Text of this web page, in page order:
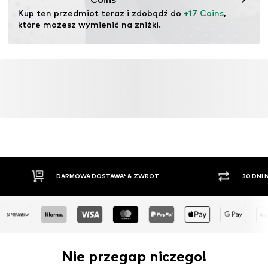
ekosystemów poprzez rolnictwo ekologiczne poprzez
rezygnację z modyfikacji genetycznych oraz ograniczenie
zużycia wody i nawozów chemicznych.
Kup ten przedmiot teraz i zdobądź do +17 Coins,
które możesz wymienić na zniżki.
DARMOWA DOSTAWA* & ZWROT 30 DNI
Nie przegap niczego!